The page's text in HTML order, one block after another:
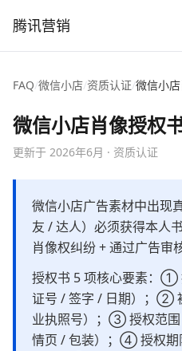
腾讯营销
FAQ/微信小店/资质认证/微信小
微信小店肖像授权
更新于 2026年6月 · 资质认证
微信小店广告素材中出现
友 / 达人）必须获得本
肖像权纠纷 + 通过广告审
授权书 5 项核心要素：①
证号 / 签字 / 日期）；②
业执照号）；③ 授权范
情页 / 包装）；④ 授权期